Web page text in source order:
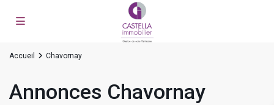
Accueil Chavornay
Annonces Chavornay